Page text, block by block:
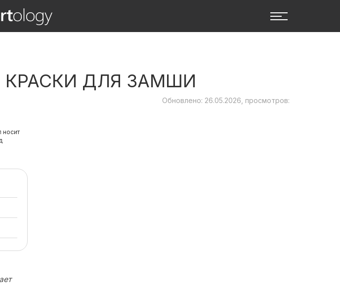
ДЛЯ ЗАМШИ
Обновлено: 26.05.2026, просмотров:
носит